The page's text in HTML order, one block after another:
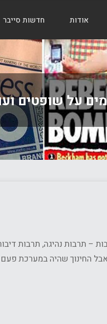
אודות חדשות סייבר
על שופטים
– תרבות נהיגה, תרבות
אבל החינוך שהיה במערכת